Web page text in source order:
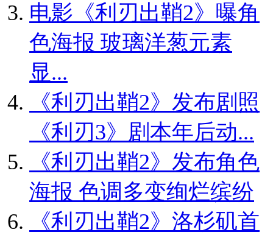
电影《利刃出鞘2》曝角
色海报 玻璃洋葱元素
显...
《利刃出鞘2》发布剧照
《利刃3》剧本年后动...
《利刃出鞘2》发布角色
海报 色调多变绚烂缤纷
《利刃出鞘2》洛杉矶首